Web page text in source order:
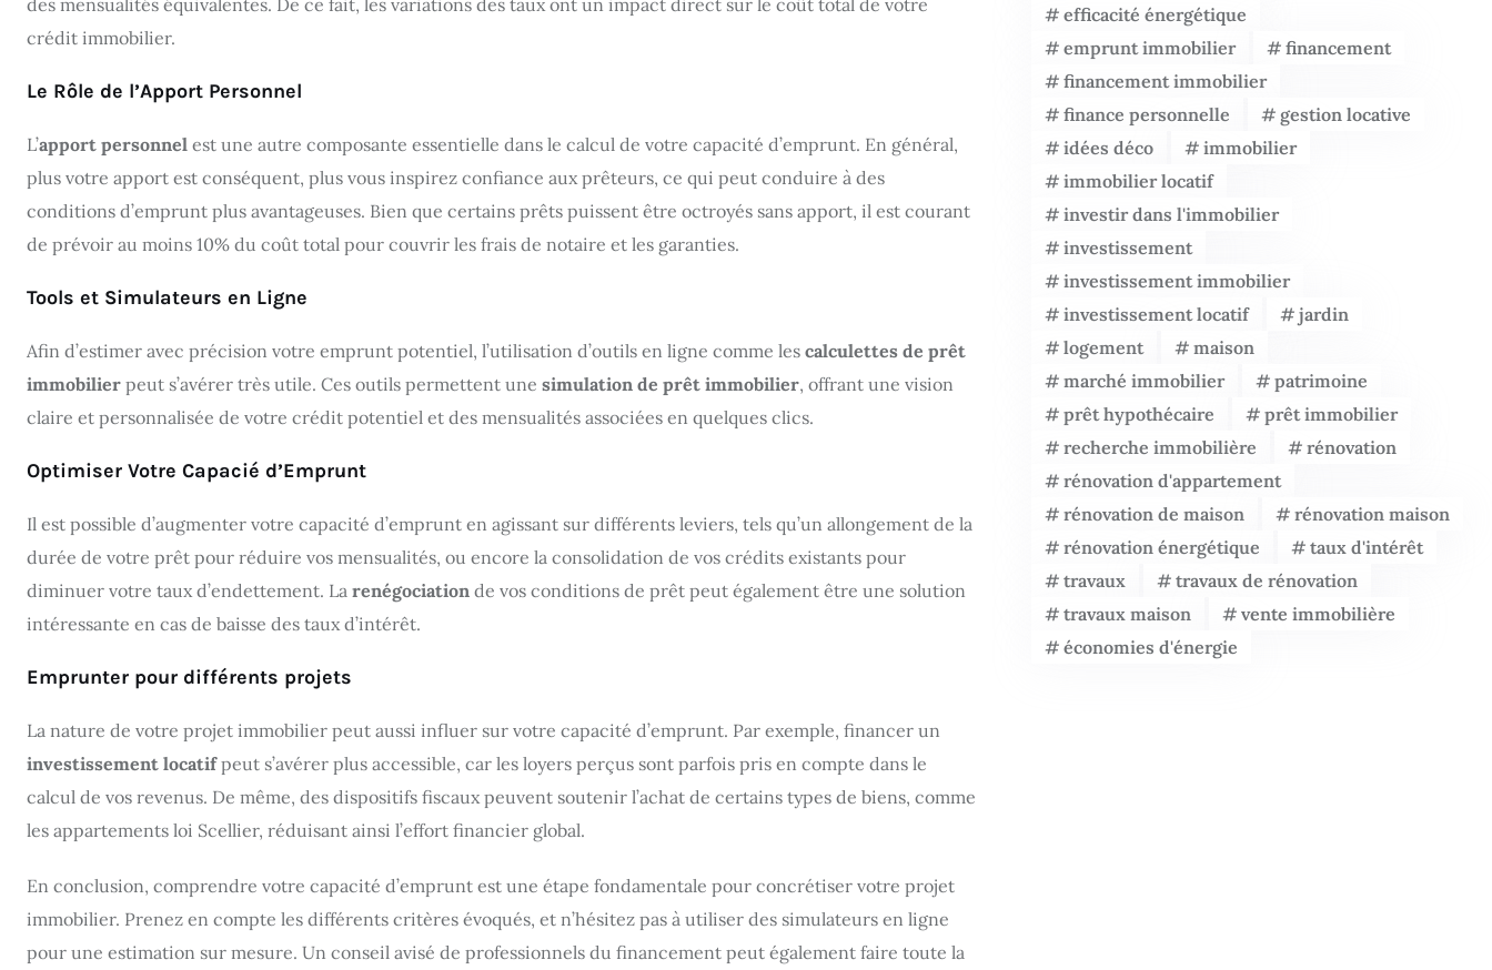
crédit immobilier.
Le Rôle de l’Apport Personnel
L’apport personnel est une autre composante essentielle dans le calcul de votre capacité d’emprunt. En général,
plus votre apport est conséquent, plus vous inspirez confiance aux prêteurs, ce qui peut conduire à des
conditions d’emprunt plus avantageuses. Bien que certains prêts puissent être octroyés sans apport, il est courant
de prévoir au moins 10% du coût total pour couvrir les frais de notaire et les garanties.
Tools et Simulateurs en Ligne
Afin d’estimer avec précision votre emprunt potentiel, l’utilisation d’outils en ligne comme les calculettes de prêt
immobilier peut s’avérer très utile. Ces outils permettent une simulation de prêt immobilier, offrant une vision
claire et personnalisée de votre crédit potentiel et des mensualités associées en quelques clics.
Optimiser Votre Capacié d’Emprunt
Il est possible d’augmenter votre capacité d’emprunt en agissant sur différents leviers, tels qu’un allongement de la
durée de votre prêt pour réduire vos mensualités, ou encore la consolidation de vos crédits existants pour
diminuer votre taux d’endettement. La renégociation de vos conditions de prêt peut également être une solution
intéressante en cas de baisse des taux d’intérêt.
Emprunter pour différents projets
La nature de votre projet immobilier peut aussi influer sur votre capacité d’emprunt. Par exemple, financer un
investissement locatifpeut s’avérer plus accessible, car les loyers perçus sont parfois pris en compte dans le
calcul de vos revenus. De même, des dispositifs fiscaux peuvent soutenir l’achat de certains types de biens, comme
les appartements loi Scellier, réduisant ainsi l’effort financier global.
En conclusion, comprendre votre capacité d’emprunt est une étape fondamentale pour concrétiser votre projet
immobilier. Prenez en compte les différents critères évoqués, et n’hésitez pas à utiliser des simulateurs en ligne
pour une estimation sur mesure. Un conseil avisé de professionnels du financement peut également faire toute la
efficacité énergétique
emprunt immobilier
financement
financement immobilier
finance personnelle
gestion locative
idées déco
immobilier
immobilier locatif
investir dans l'immobilier
investissement
investissement immobilier
investissement locatif
jardin
logement
maison
marché immobilier
patrimoine
prêt hypothécaire
prêt immobilier
recherche immobilière
rénovation
rénovation d'appartement
rénovation de maison
rénovation maison
rénovation énergétique
taux d'intérêt
travaux
travaux de rénovation
travaux maison
vente immobilière
économies d'énergie